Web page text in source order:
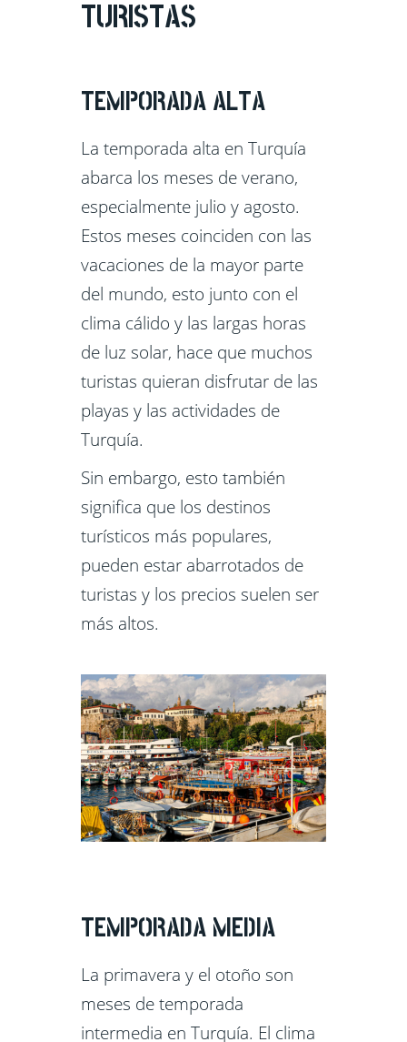
TURISTAS
TEMPORADA ALTA
La temporada alta en Turquía
abarca los meses de verano,
especialmente julio y agosto.
Estos meses coinciden con las
vacaciones de la mayor parte
del mundo, esto junto con el
clima cálido y las largas horas
de luz solar, hace que muchos
turistas quieran disfrutar de las
playas y las actividades de
Turquía.
Sin embargo, esto también
significa que los destinos
turísticos más populares,
pueden estar abarrotados de
turistas y los precios suelen ser
más altos.
TEMPORADA MEDIA
La primavera y el otoño son
meses de temporada
intermedia en Turquía. El clima